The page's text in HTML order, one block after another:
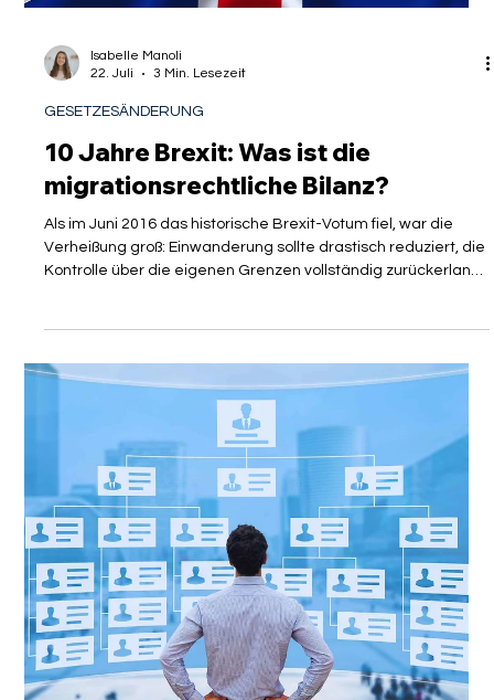
22. Juli
3 Min. Lesezeit
10 Jahre Brexit: Was ist die
migrationsrechtliche Bilanz?
Als im Juni 2016 das historische Brexit-Votum fiel, war die
Verheißung groß: Einwanderung sollte drastisch reduziert, die
Kontrolle über die eigenen Grenzen vollständig zurückerlangt
werden. Heute, genau zehn Jahre nach dem Referendum,
blicken wir im Jahr 2026 auf eine Realität, die diese
Versprechen auf den Kopf gestellt hat. Die offizielle
Datenlage des britischen Migration Observatory zeigt
unmissverständlich, dass die Nettozuwanderung nach
Großbritannien nach dem EU-Austr